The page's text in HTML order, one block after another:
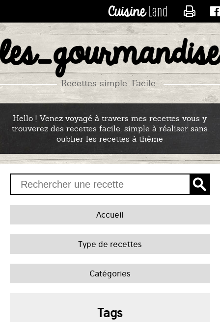
Recettes simple. Facile
Hello ! Venez voyagé à travers mes recettes vous y
trouverez des recettes facile, simple à réaliser sans
oublier les recettes à thème
Accueil
Type de recettes
Catégories
Tags
CONTACTER